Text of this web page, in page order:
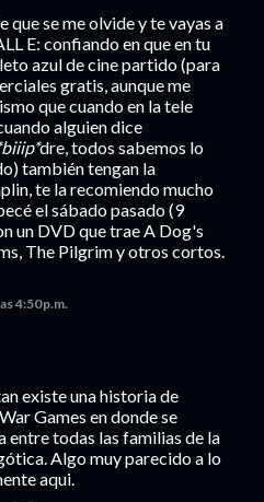
que se me olvide y te vayas a
E: confiando en que en tu
azul de cine partido (para
gratis, aunque me
que cuando en la tele
alguien dice
dre, todos sabemos lo
también tengan la
te la recomiendo mucho
el sábado pasado (9
un DVD que trae A Dog's
The Pilgrim y otros cortos.
4:50 p.m.
existe una historia de
Games en donde se
entre todas las familias de la
Algo muy parecido a lo
aqui.